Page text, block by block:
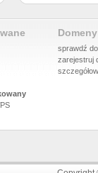
sprawdź
zarejestruj